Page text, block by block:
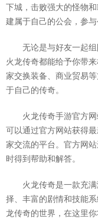
下城，击败强大的怪物
建属于自己的公会，参与
无论是与好友一起
火龙传奇都能给予你带
家交换装备、商业贸易
于自己的传奇。
火龙传奇手游官方
可以通过官方网站获得
家交流的平台。官方网
时得到帮助和解答。
火龙传奇是一款充
择、丰富的剧情和技能
龙传奇的世界，在这里